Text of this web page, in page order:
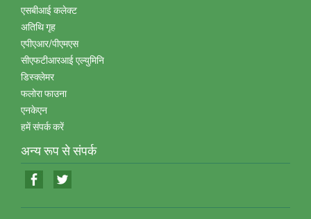
एसबीआई कलेक्‍ट
अतिथि गृह
एपीएआर/पीएमएस
सीएफटीआरआई एल्‍युमिनि
डिस्‍क्‍लेमर
फलोरा फाउना
एनकेएन
हमें संपर्क करें
अन्‍य रूप से संपर्क